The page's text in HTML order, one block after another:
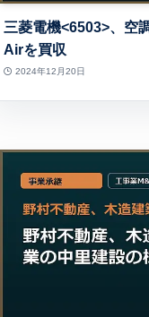
三菱電機<6503>、空
Airを買収
2024年12月20日